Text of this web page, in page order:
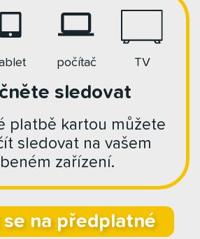
počítač TV
sledovat
platbě kartou můžete
sledovat na vašem
zařízení.
se na předplatné